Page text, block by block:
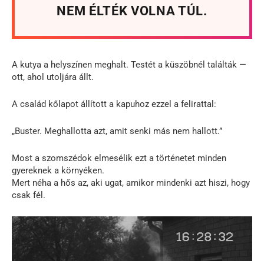
NEM ÉLTÉK VOLNA TÚL.
A kutya a helyszínen meghalt. Testét a küszöbnél találták —
ott, ahol utoljára állt.
A család kőlapot állított a kapuhoz ezzel a felirattal:
„Buster. Meghallotta azt, amit senki más nem hallott.”
Most a szomszédok elmesélik ezt a történetet minden
gyereknek a környéken.
Mert néha a hős az, aki ugat, amikor mindenki azt hiszi, hogy
csak fél.